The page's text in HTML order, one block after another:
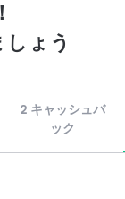
ょう
2 キャッシュバ
ック